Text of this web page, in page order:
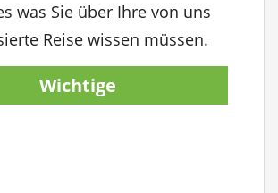
was Sie über Ihre von uns
Reise wissen müssen.
Wichtige